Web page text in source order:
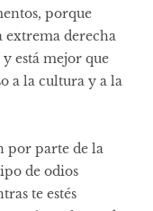
porque
extrema derecha
está mejor que
a la cultura y a la
por parte de la
de odios
te estés